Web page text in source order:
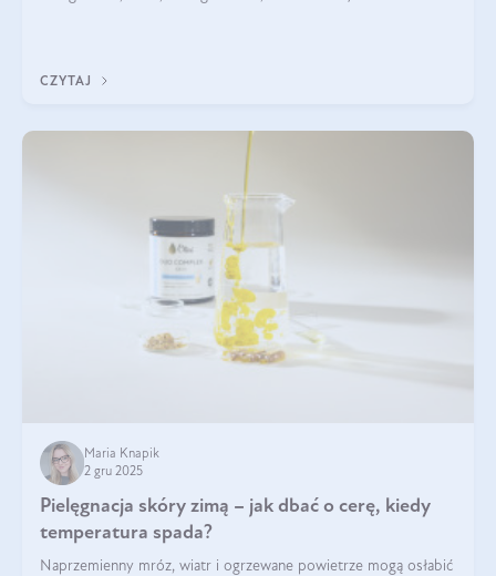
CZYTAJ
Maria Knapik
2 gru 2025
Pielęgnacja skóry zimą – jak dbać o cerę, kiedy
temperatura spada?
Naprzemienny mróz, wiatr i ogrzewane powietrze mogą osłabić